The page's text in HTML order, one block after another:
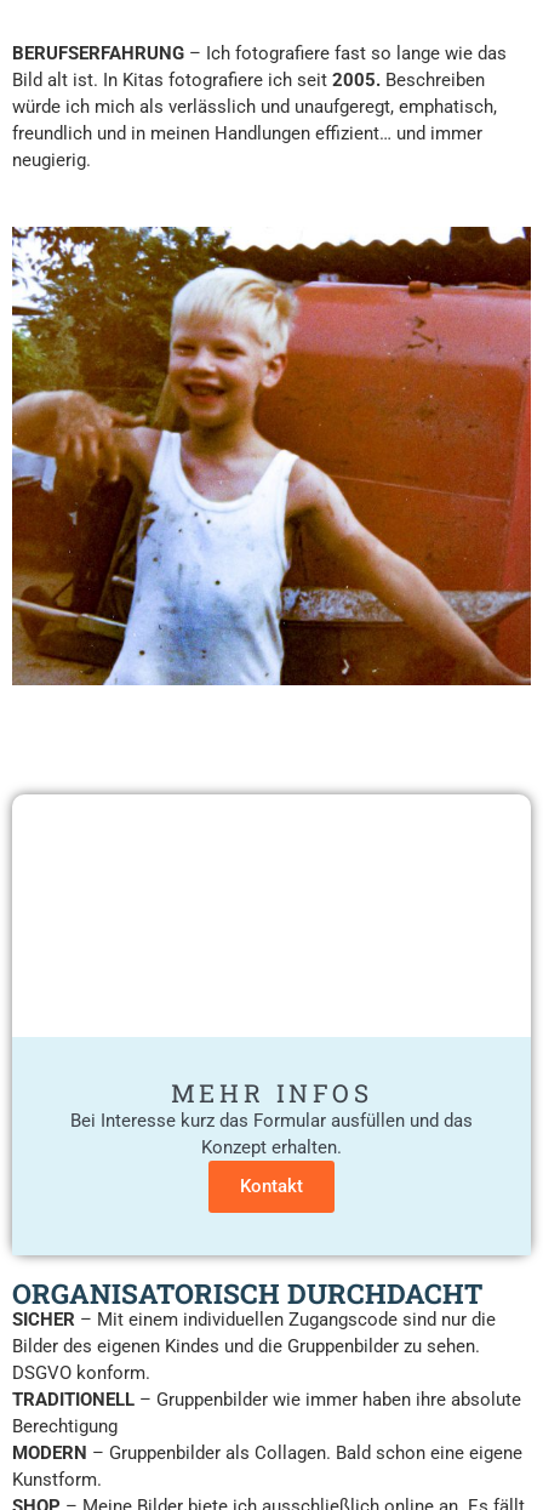
BERUFSERFAHRUNG – Ich fotografiere fast so lange wie das
Bild alt ist. In Kitas fotografiere ich seit 2005. Beschreiben
würde ich mich als verlässlich und unaufgeregt, emphatisch,
freundlich und in meinen Handlungen effizient… und immer
neugierig.
MEHR INFOS
Bei Interesse kurz das Formular ausfüllen und das
Konzept erhalten.
Kontakt
ORGANISATORISCH DURCHDACHT
SICHER – Mit einem individuellen Zugangscode sind nur die
Bilder des eigenen Kindes und die Gruppenbilder zu sehen.
DSGVO konform.
TRADITIONELL – Gruppenbilder wie immer haben ihre absolute
Berechtigung
MODERN – Gruppenbilder als Collagen. Bald schon eine eigene
Kunstform.